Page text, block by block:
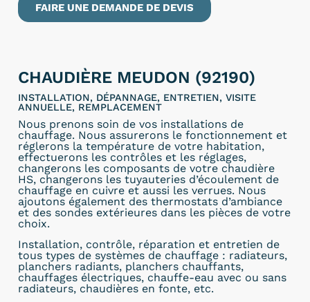
FAIRE UNE DEMANDE DE DEVIS
CHAUDIÈRE MEUDON (92190)
INSTALLATION, DÉPANNAGE, ENTRETIEN, VISITE
ANNUELLE, REMPLACEMENT
Nous prenons soin de vos installations de
chauffage. Nous assurerons le fonctionnement et
réglerons la température de votre habitation,
effectuerons les contrôles et les réglages,
changerons les composants de votre chaudière
HS, changerons les tuyauteries d’écoulement de
chauffage en cuivre et aussi les verrues. Nous
ajoutons également des thermostats d’ambiance
et des sondes extérieures dans les pièces de votre
choix.
Installation, contrôle, réparation et entretien de
tous types de systèmes de chauffage : radiateurs,
planchers radiants, planchers chauffants,
chauffages électriques, chauffe-eau avec ou sans
radiateurs, chaudières en fonte, etc.